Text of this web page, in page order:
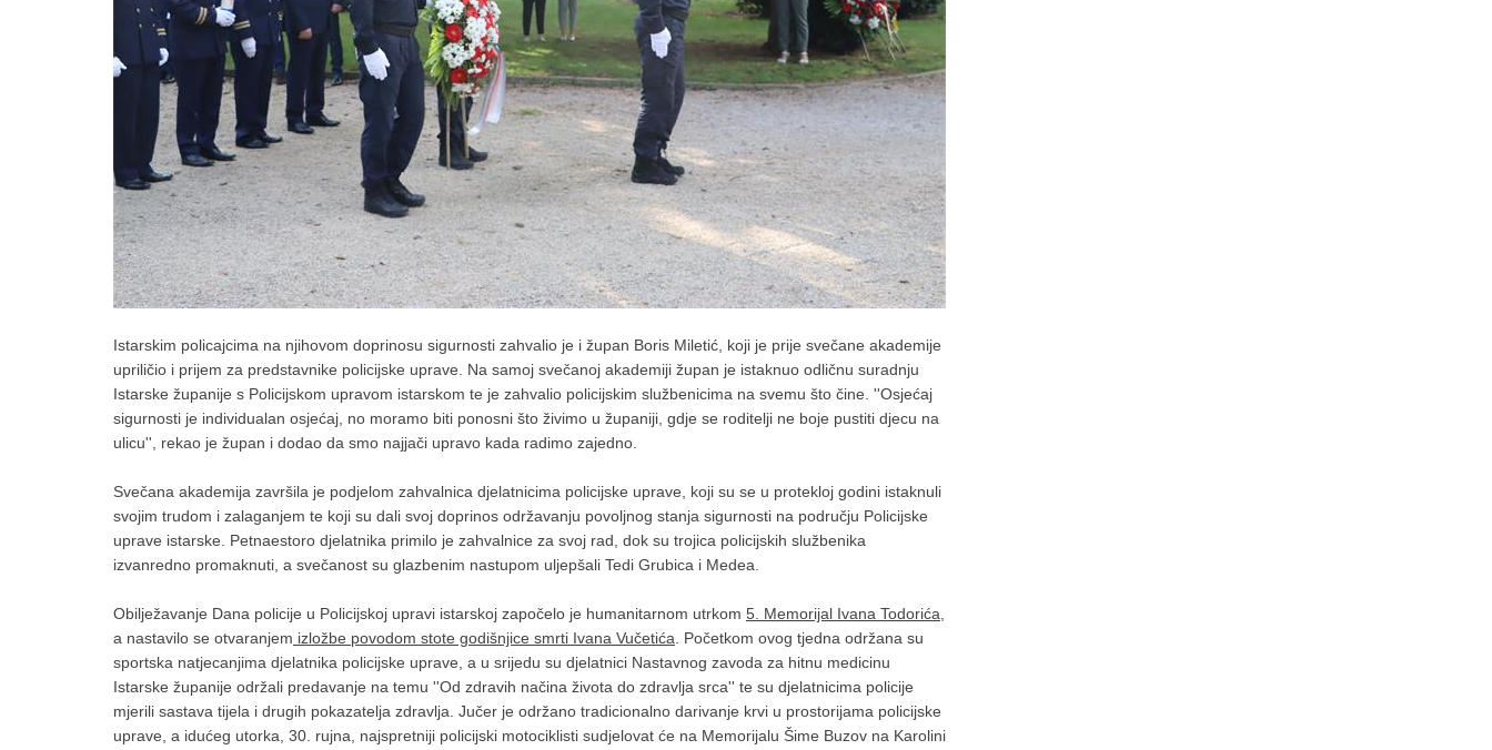
Istarskim policajcima na njihovom doprinosu sigurnosti zahvalio je i župan Boris Miletić, koji je prije svečane akademije
upriličio i prijem za predstavnike policijske uprave. Na samoj svečanoj akademiji župan je istaknuo odličnu suradnju
Istarske županije s Policijskom upravom istarskom te je zahvalio policijskim službenicima na svemu što čine. ''Osjećaj
sigurnosti je individualan osjećaj, no moramo biti ponosni što živimo u županiji, gdje se roditelji ne boje pustiti djecu na
ulicu'', rekao je župan i dodao da smo najjači upravo kada radimo zajedno.
Svečana akademija završila je podjelom zahvalnica djelatnicima policijske uprave, koji su se u protekloj godini istaknuli
svojim trudom i zalaganjem te koji su dali svoj doprinos održavanju povoljnog stanja sigurnosti na području Policijske
uprave istarske. Petnaestoro djelatnika primilo je zahvalnice za svoj rad, dok su trojica policijskih službenika
izvanredno promaknuti, a svečanost su glazbenim nastupom uljepšali Tedi Grubica i Medea.
Obilježavanje Dana policije u Policijskoj upravi istarskoj započelo je humanitarnom utrkom 5. Memorijal Ivana Todorića,
a nastavilo se otvaranjem izložbe povodom stote godišnjice smrti Ivana Vučetića. Početkom ovog tjedna održana su
sportska natjecanjima djelatnika policijske uprave, a u srijedu su djelatnici Nastavnog zavoda za hitnu medicinu
Istarske županije održali predavanje na temu ''Od zdravih načina života do zdravlja srca'' te su djelatnicima policije
mjerili sastava tijela i drugih pokazatelja zdravlja. Jučer je održano tradicionalno darivanje krvi u prostorijama policijske
uprave, a idućeg utorka, 30. rujna, najspretniji policijski motociklisti sudjelovat će na Memorijalu Šime Buzov na Karolini